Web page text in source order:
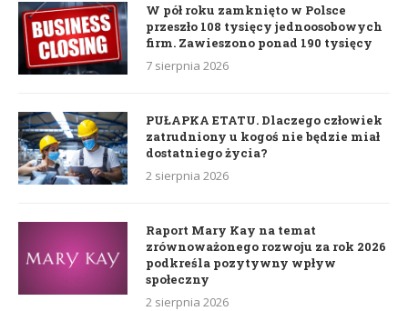
W pół roku zamknięto w Polsce
przeszło 108 tysięcy jednoosobowych
firm. Zawieszono ponad 190 tysięcy
7 sierpnia 2026
PUŁAPKA ETATU. Dlaczego człowiek
zatrudniony u kogoś nie będzie miał
dostatniego życia?
2 sierpnia 2026
Raport Mary Kay na temat
zrównoważonego rozwoju za rok 2026
podkreśla pozytywny wpływ
społeczny
2 sierpnia 2026